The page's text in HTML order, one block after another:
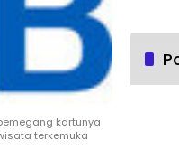
kartunya
terkemuka